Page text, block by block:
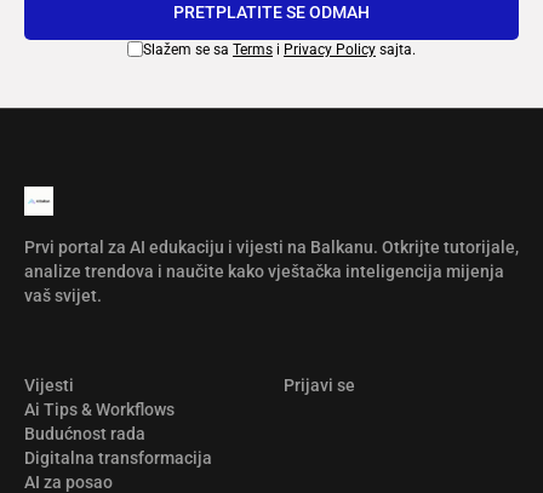
PRETPLATITE SE ODMAH
Slažem se sa Terms i Privacy Policy sajta.
Prvi portal za AI edukaciju i vijesti na Balkanu. Otkrijte tutorijale,
analize trendova i naučite kako vještačka inteligencija mijenja
vaš svijet.
Vijesti
Ai Tips & Workflows
Budućnost rada
Digitalna transformacija
AI za posao
Prijavi se